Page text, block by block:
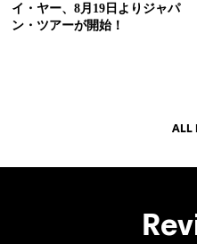
イ・ヤー、8月19日よりジャパ
ン・ツアーが開始！
ALL